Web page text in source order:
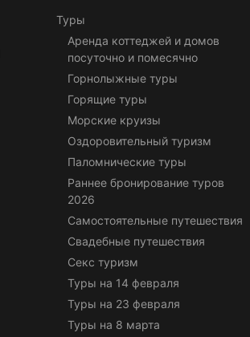
Туры
Аренда коттеджей и домов
посуточно и помесячно
Горнолыжные туры
Горящие туры
Морские круизы
Оздоровительный туризм
Паломнические туры
Раннее бронирование туров
2026
Самостоятельные путешествия
Свадебные путешествия
Секс туризм
Туры на 14 февраля
Туры на 23 февраля
Туры на 8 марта